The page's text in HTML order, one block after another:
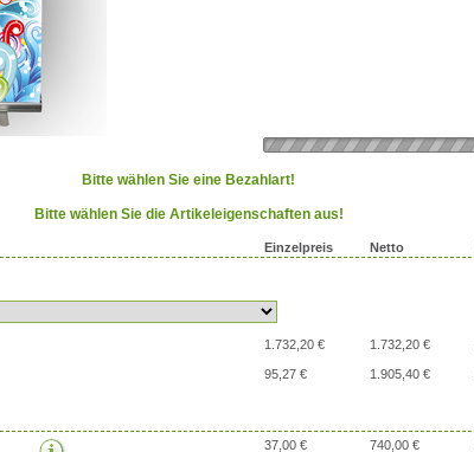
Bitte wählen Sie eine Bezahlart!
Bitte wählen Sie die Artikeleigenschaften aus!
Einzelpreis Netto
1.732,20 € 1.732,20 €
95,27 € 1.905,40 €
37,00 € 740,00 €